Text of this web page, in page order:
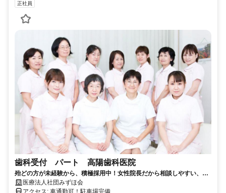
正社員
歯科受付 パート 高陽歯科医院
殆どの方が未経験から、積極採用中！女性院長だから相談しやすい、働
きやすい、子育てしやすい！未経験OK！車通勤ＯＫ
医療法人社団みずほ会
アクセス: 車通勤可！駐車場完備